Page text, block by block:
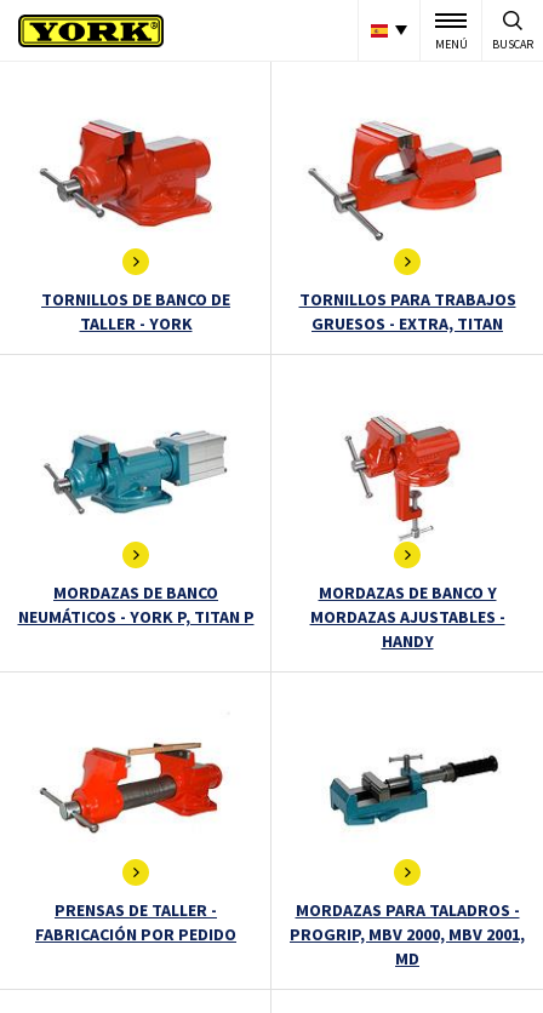
MENÚ BUSCAR
TORNILLOS DE BANCO DE
TALLER - YORK
TORNILLOS PARA TRABAJOS
GRUESOS - EXTRA, TITAN
MORDAZAS DE BANCO
NEUMÁTICOS - YORK P, TITAN P
MORDAZAS DE BANCO Y
MORDAZAS AJUSTABLES -
HANDY
PRENSAS DE TALLER -
FABRICACIÓN POR PEDIDO
MORDAZAS PARA TALADROS -
PROGRIP, MBV 2000, MBV 2001,
MD